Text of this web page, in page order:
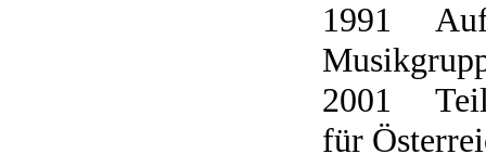
1991
2001
für